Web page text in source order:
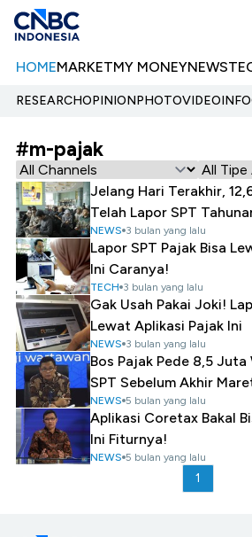
HOMEMARKETMY MONEYNEWS
RESEARCHOPINIONPHOTOVIDEO
#m-pajak
Jelang Hari Terakhir,
Telah Lapor SPT
NEWS 3 bulan yang lalu
Lapor SPT Pajak Bisa
Ini Caranya!
TECH 3 bulan yang lalu
Gak Usah Pakai Joki!
Lewat Aplikasi Pajak Ini
NEWS 3 bulan yang lalu
Bos Pajak Pede 8,5
SPT Sebelum Akhir
NEWS 5 bulan yang lalu
Aplikasi Coretax Bakal
Ini Fiturnya!
NEWS 5 bulan yang lalu
1